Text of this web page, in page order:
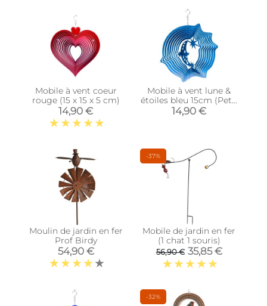
Mobile à vent coeur
rouge (15 x 15 x 5 cm)
14,90 €
Mobile à vent lune &
étoiles bleu 15cm (Petit
modèle)
14,90 €
Moulin de jardin en fer
Prof Birdy
54,90 €
-37%
Mobile de jardin en fer
(1 chat 1 souris)
56,90 € 35,85 €
-32%